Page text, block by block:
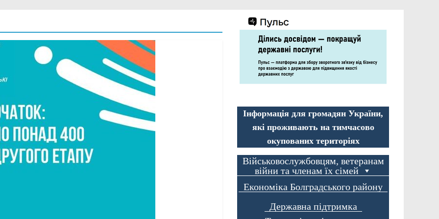
Інформація для громадян України,
які проживають на тимчасово
окупованих територіях
Військовослужбовцям, ветеранам
війни та членам їх сімей
Економіка Болградського району
Державна підтримка